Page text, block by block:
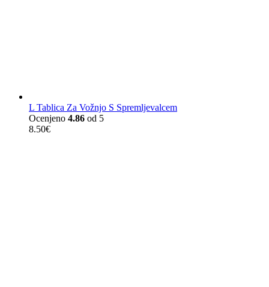
L Tablica Za Vožnjo S Spremljevalcem
Ocenjeno 4.86 od 5
8.50€